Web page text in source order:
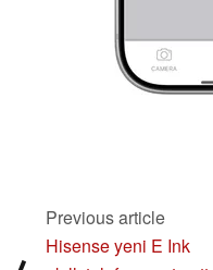
Previous article
Hisense yeni E Ink